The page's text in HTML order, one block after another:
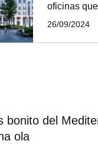
oficinas
invertido
26/09/2024
bonito del
ola